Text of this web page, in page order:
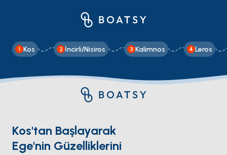
1 Kos 2 İncirli/Nisiros 3 Kalimnos 4 Leros
Kos'tan Başlayarak
Ege'nin Güzelliklerini